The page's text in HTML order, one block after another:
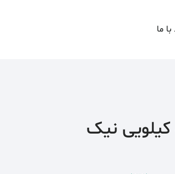
با ما
جوجه ران فسنجانی 5 کیلویی نیک